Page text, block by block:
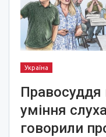
Україна
Правосуддя
уміння
говорили